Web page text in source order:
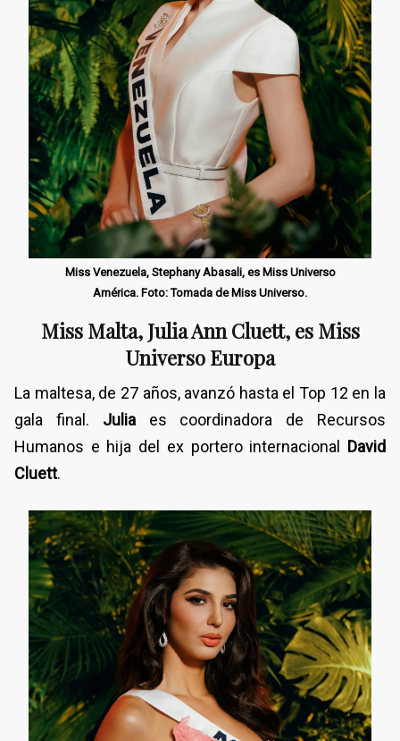
Miss Venezuela, Stephany Abasali, es Miss Universo
América. Foto: Tomada de Miss Universo.
Miss Malta, Julia Ann Cluett, es Miss
Universo Europa
La maltesa, de 27 años, avanzó hasta el Top 12 en la
gala final. Juliaes coordinadora de Recursos
Humanos e hija del ex portero internacional David
Cluett.